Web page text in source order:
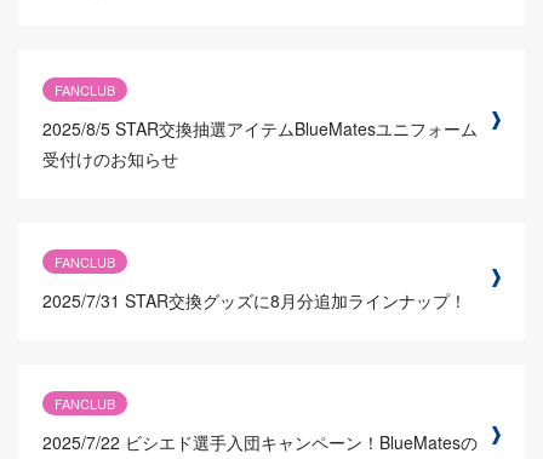
FANCLUB
2025/8/5 STAR交換抽選アイテムBlueMatesユニフォーム
受付けのお知らせ
FANCLUB
2025/7/31 STAR交換グッズに8月分追加ラインナップ！
FANCLUB
2025/7/22 ビシエド選手入団キャンペーン！BlueMatesの